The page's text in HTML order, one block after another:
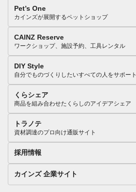
Pet’s One
カインズが展開するペットショップ
CAINZ Reserve
ワークショップ、施設予約、工具レンタル
DIY Style
自分でものづくりしたいすべての人をサポート
くらシェア
商品を組み合わせたくらしのアイデアシェア
トラノテ
資材調達のプロ向け通販サイト
採用情報
カインズ 企業サイト